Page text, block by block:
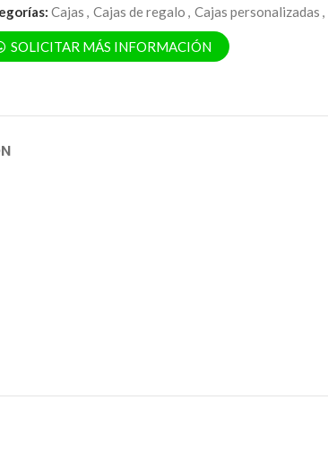
Cajas , Cajas de regalo , Cajas personalizadas ,
SOLICITAR MÁS INFORMACIÓN